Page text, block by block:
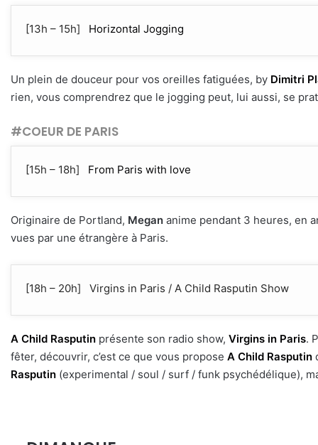
[13h – 15h] Horizontal Jogging
Un plein de douceur pour vos oreilles fatiguées, by Dimitri
rien, vous comprendrez que le jogging peut, lui aussi, se
#COEUR DE PARIS
[15h – 18h] From Paris with love
Originaire de Portland, Megan anime pendant 3 heures, en
vues par une étrangère à Paris.
[18h – 20h] Virgins in Paris / A Child Rasputin Show
A Child Rasputin présente son radio show, Virgins in Paris.
fêter, découvrir, c’est ce que vous propose A Child Rasputin
Rasputin (experimental / soul / surf / funk psychédélique),